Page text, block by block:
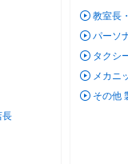
長
教室長
パーソ
タクシ
メカニ
その他